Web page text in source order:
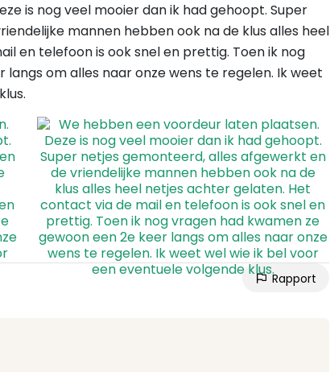
is nog veel mooier dan ik had gehoopt. Super
mannen hebben ook na de klus alles heel
en telefoon is ook snel en prettig. Toen ik nog
om alles naar onze wens te regelen. Ik weet
Rapport